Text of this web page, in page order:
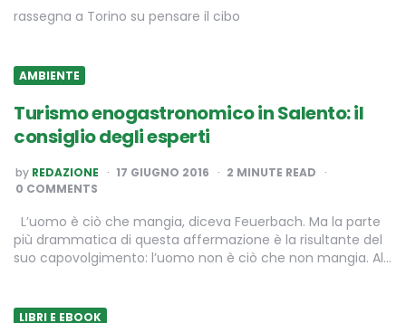
rassegna a Torino su pensare il cibo
AMBIENTE
Turismo enogastronomico in Salento: il
consiglio degli esperti
POSTED
BY
by REDAZIONE 17 GIUGNO 2016 2 MINUTE READ
0 COMMENTS
L’uomo è ciò che mangia, diceva Feuerbach. Ma la parte
più drammatica di questa affermazione è la risultante del
suo capovolgimento: l’uomo non è ciò che non mangia. Al…
LIBRI E EBOOK